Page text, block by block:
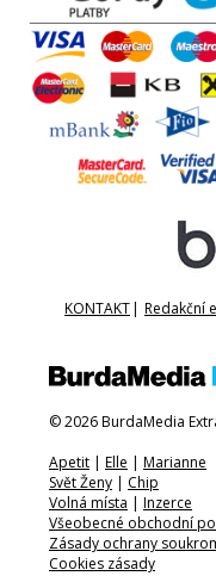
KONTAKT| Redakční
© 2026 BurdaMedia
Apetit | Elle | Marianne
Svět Ženy | Chip
Volná místa | Inzerce
Všeobecné obchodní
Zásady ochrany
Cookies zásady